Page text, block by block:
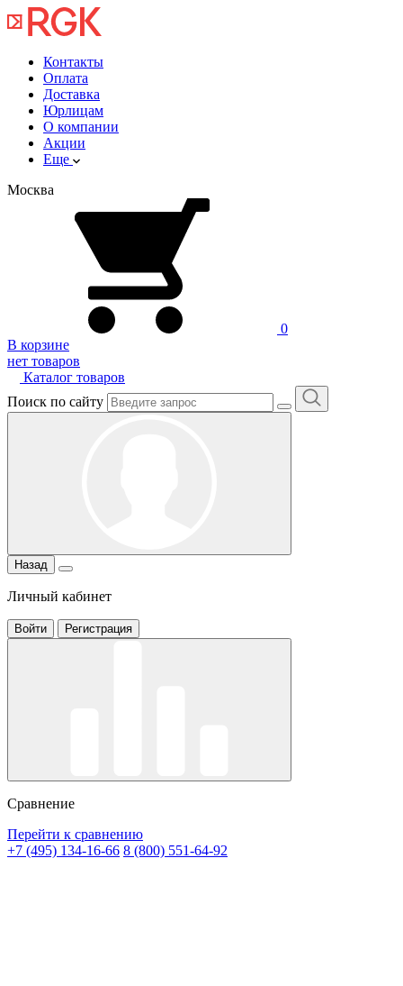
Контакты
Оплата
Доставка
Юрлицам
О компании
Акции
Еще
Москва
0
В корзине
нет товаров
Каталог товаров
Поиск по сайту
Назад
Личный кабинет
Войти Регистрация
Сравнение
Перейти к сравнению
+7 (495) 134-16-66 8 (800) 551-64-92